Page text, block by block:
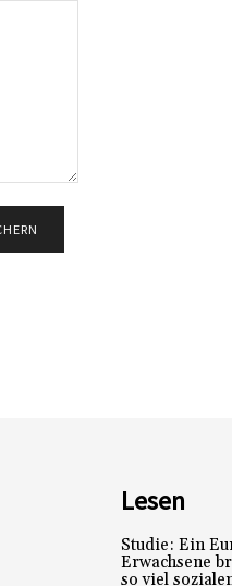
Lesen
Studie: Ein
Erwachsene
so viel